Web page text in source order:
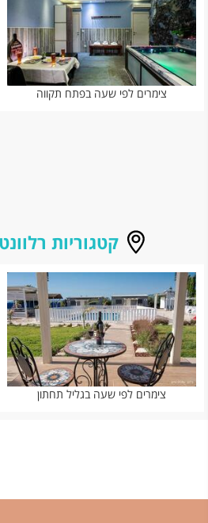
צימרים לפי שעה בפתח תקווה
קטגוריות
צימרים לפי שעה בגליל תחתון